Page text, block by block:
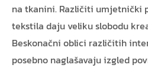
na tkanini. Različiti umjetnički
tekstila daju veliku slobodu
Beskonačni oblici različitih
posebno naglašavaju izgled